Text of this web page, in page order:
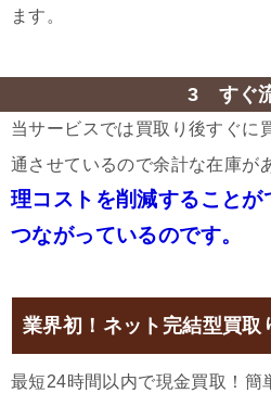
ます。
3 すぐ
当サービスでは買取り後すぐに
通させているので余計な在庫が
理コストを削減することが
つながっているのです。
業界初！ネット完結型買取
最短24時間以内で現金買取！簡